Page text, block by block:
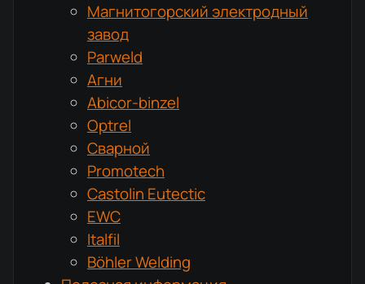
Магнитогорский электродный
завод
Parweld
Агни
Abicor-binzel
Optrel
Сварной
Promotech
Castolin Eutectic
EWC
Italfil
Böhler Welding